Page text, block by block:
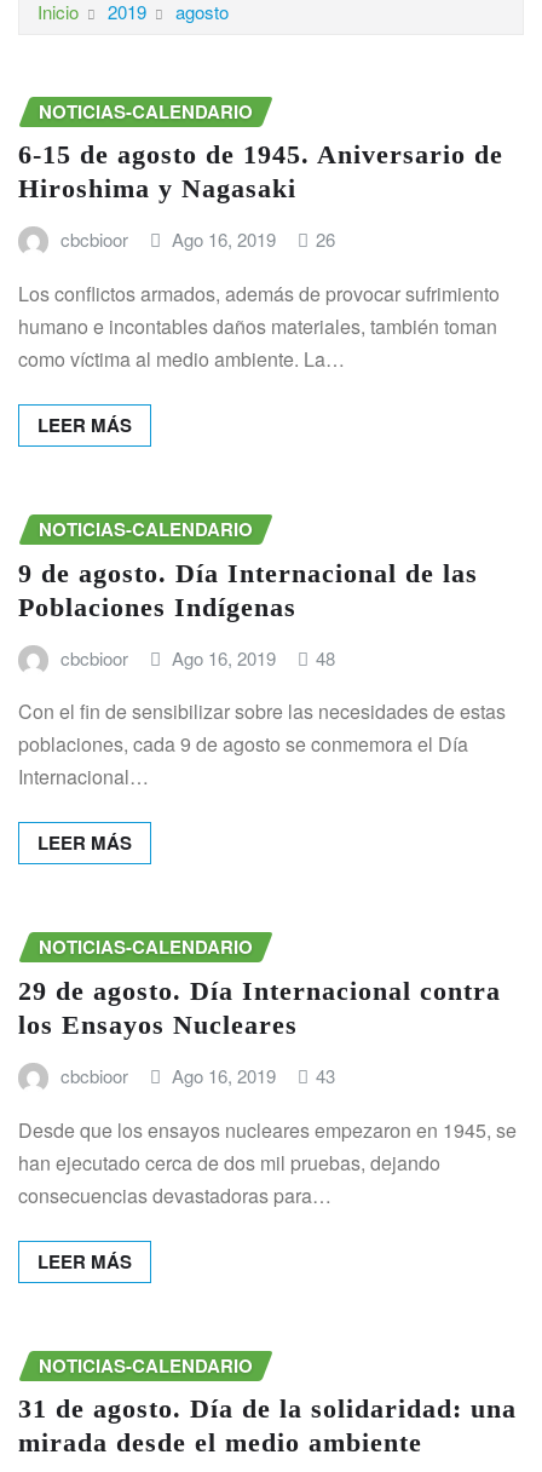
Inicio 2019 agosto
NOTICIAS-CALENDARIO
6-15 de agosto de 1945. Aniversario de
Hiroshima y Nagasaki
cbcbioor Ago 16, 2019 26
Los conflictos armados, además de provocar sufrimiento
humano e incontables daños materiales, también toman
como víctima al medio ambiente. La…
LEER MÁS
NOTICIAS-CALENDARIO
9 de agosto. Día Internacional de las
Poblaciones Indígenas
cbcbioor Ago 16, 2019 48
Con el fin de sensibilizar sobre las necesidades de estas
poblaciones, cada 9 de agosto se conmemora el Día
Internacional…
LEER MÁS
NOTICIAS-CALENDARIO
29 de agosto. Día Internacional contra
los Ensayos Nucleares
cbcbioor Ago 16, 2019 43
Desde que los ensayos nucleares empezaron en 1945, se
han ejecutado cerca de dos mil pruebas, dejando
consecuencias devastadoras para…
LEER MÁS
NOTICIAS-CALENDARIO
31 de agosto. Día de la solidaridad: una
mirada desde el medio ambiente